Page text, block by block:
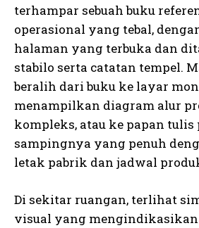
terhampar sebuah buku
operasional yang tebal,
halaman yang terbuka dan
stabilo serta catatan tempel.
beralih dari buku ke layar
menampilkan diagram alur
kompleks, atau ke papan
sampingnya yang penuh
letak pabrik dan jadwal
Di sekitar ruangan, terlihat
visual yang mengindikasikan